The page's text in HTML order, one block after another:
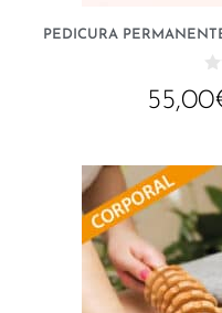
PEDICURA
d
55,00